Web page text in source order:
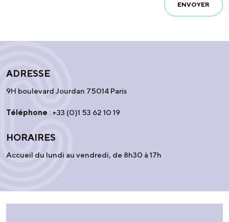
ENVOYER
ADRESSE
9H boulevard Jourdan 75014 Paris
Téléphone : +33 (0)1 53 62 10 19
HORAIRES
Accueil du lundi au vendredi, de 8h30 à 17h